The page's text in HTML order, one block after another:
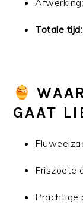
Totale
GAAT
Friszoete
Prachtige